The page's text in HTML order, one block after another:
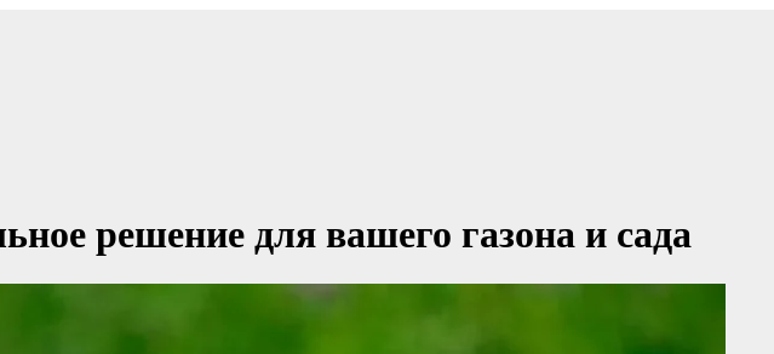
решение для вашего газона и сада